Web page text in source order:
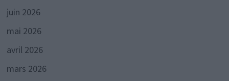
juin 2026
mai 2026
avril 2026
mars 2026